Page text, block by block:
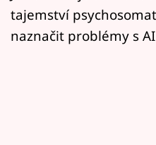
Mámy sobě
tajemství
naznačit problémy s